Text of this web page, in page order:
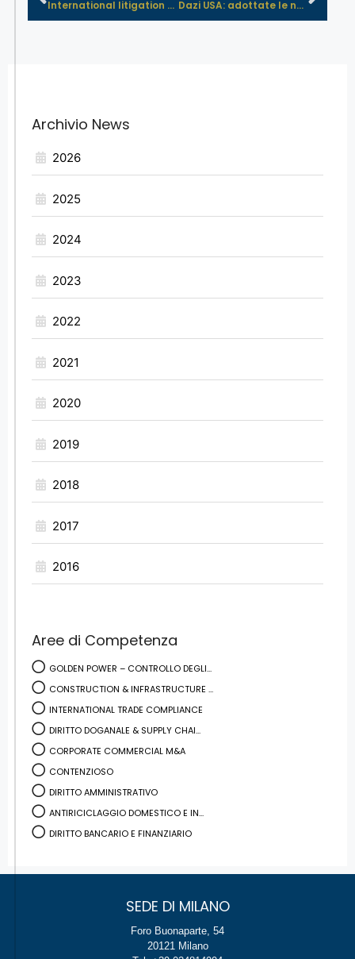
International litigation pill – A... Dazi USA: adottate le nuove “reci...
Archivio News
2026
2025
2024
2023
2022
2021
2020
2019
2018
2017
2016
Aree di Competenza
GOLDEN POWER – CONTROLLO DEGLI...
CONSTRUCTION & INFRASTRUCTURE ...
INTERNATIONAL TRADE COMPLIANCE
DIRITTO DOGANALE & SUPPLY CHAI...
CORPORATE COMMERCIAL M&A
CONTENZIOSO
DIRITTO AMMINISTRATIVO
ANTIRICICLAGGIO DOMESTICO E IN...
DIRITTO BANCARIO E FINANZIARIO
SEDE DI MILANO
Foro Buonaparte, 54
20121 Milano